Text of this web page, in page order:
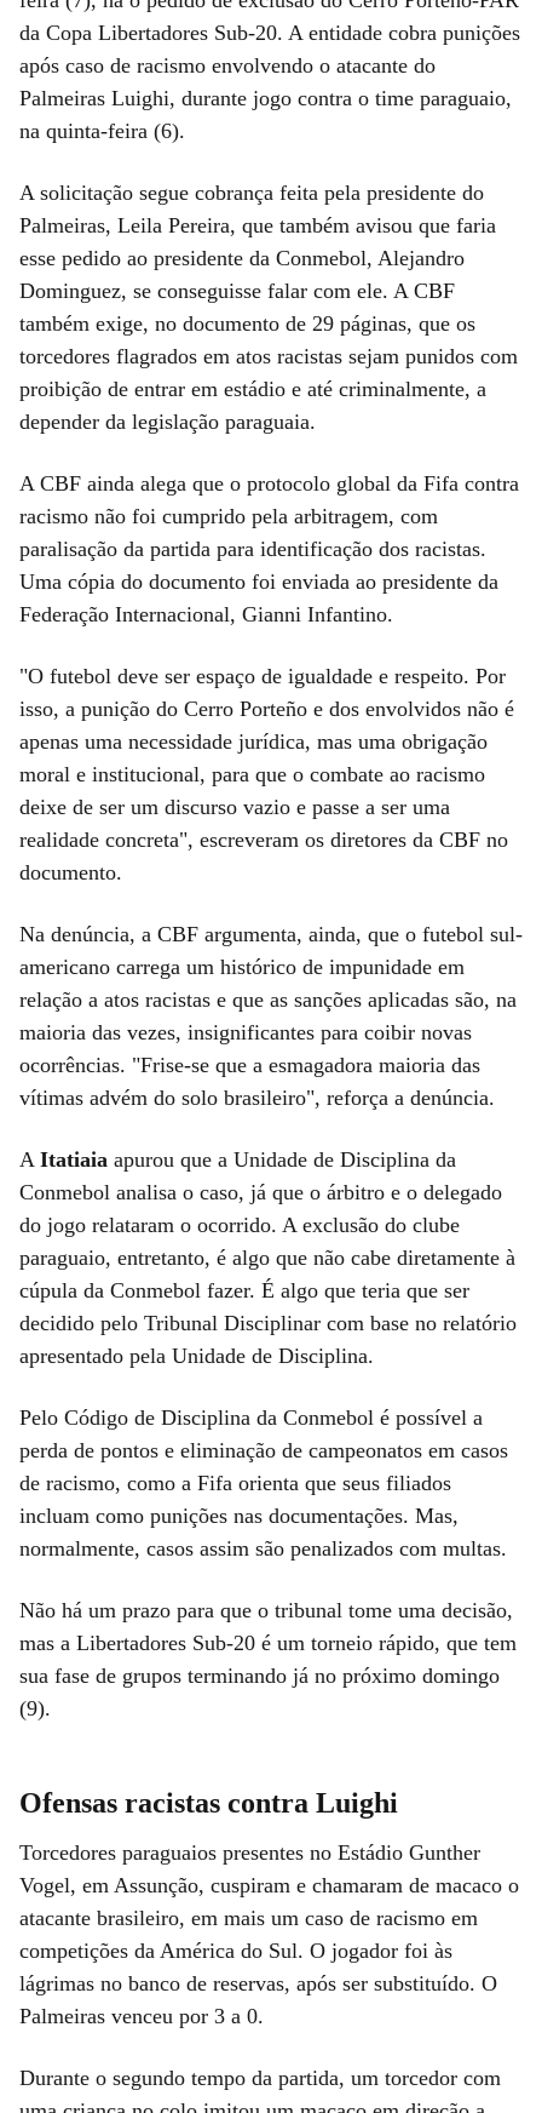
da Copa Libertadores Sub-20. A entidade cobra punições
após caso de racismo envolvendo o atacante do
Palmeiras Luighi, durante jogo contra o time paraguaio,
na quinta-feira (6).
A solicitação segue cobrança feita pela presidente do
Palmeiras, Leila Pereira, que também avisou que faria
esse pedido ao presidente da Conmebol, Alejandro
Dominguez, se conseguisse falar com ele. A CBF
também exige, no documento de 29 páginas, que os
torcedores flagrados em atos racistas sejam punidos com
proibição de entrar em estádio e até criminalmente, a
depender da legislação paraguaia.
A CBF ainda alega que o protocolo global da Fifa contra
racismo não foi cumprido pela arbitragem, com
paralisação da partida para identificação dos racistas.
Uma cópia do documento foi enviada ao presidente da
Federação Internacional, Gianni Infantino.
"O futebol deve ser espaço de igualdade e respeito. Por
isso, a punição do Cerro Porteño e dos envolvidos não é
apenas uma necessidade jurídica, mas uma obrigação
moral e institucional, para que o combate ao racismo
deixe de ser um discurso vazio e passe a ser uma
realidade concreta", escreveram os diretores da CBF no
documento.
Na denúncia, a CBF argumenta, ainda, que o futebol sul-
americano carrega um histórico de impunidade em
relação a atos racistas e que as sanções aplicadas são, na
maioria das vezes, insignificantes para coibir novas
ocorrências. "Frise-se que a esmagadora maioria das
vítimas advém do solo brasileiro", reforça a denúncia.
A Itatiaia apurou que a Unidade de Disciplina da
Conmebol analisa o caso, já que o árbitro e o delegado
do jogo relataram o ocorrido. A exclusão do clube
paraguaio, entretanto, é algo que não cabe diretamente à
cúpula da Conmebol fazer. É algo que teria que ser
decidido pelo Tribunal Disciplinar com base no relatório
apresentado pela Unidade de Disciplina.
Pelo Código de Disciplina da Conmebol é possível a
perda de pontos e eliminação de campeonatos em casos
de racismo, como a Fifa orienta que seus filiados
incluam como punições nas documentações. Mas,
normalmente, casos assim são penalizados com multas.
Não há um prazo para que o tribunal tome uma decisão,
mas a Libertadores Sub-20 é um torneio rápido, que tem
sua fase de grupos terminando já no próximo domingo
(9).
Ofensas racistas contra Luighi
Torcedores paraguaios presentes no Estádio Gunther
Vogel, em Assunção, cuspiram e chamaram de macaco o
atacante brasileiro, em mais um caso de racismo em
competições da América do Sul. O jogador foi às
lágrimas no banco de reservas, após ser substituído. O
Palmeiras venceu por 3 a 0.
Durante o segundo tempo da partida, um torcedor com